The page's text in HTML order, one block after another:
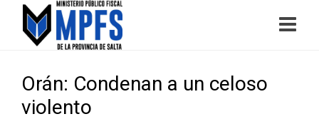
Orán: Condenan a un celoso
violento